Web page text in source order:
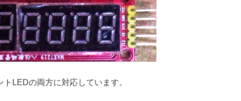
LEDの両方に対応しています。